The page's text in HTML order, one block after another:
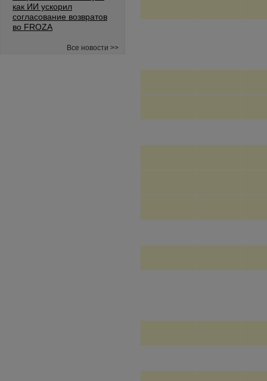
как ИИ ускорил
согласование возвратов
во FROZA
Все новости >>